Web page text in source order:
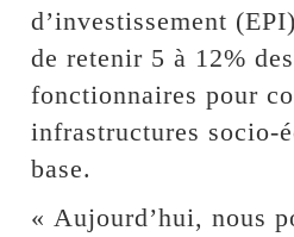
d’investissement
de retenir 5 à 12%
fonctionnaires pour
infrastructures socio-
base.
« Aujourd’hui, nous